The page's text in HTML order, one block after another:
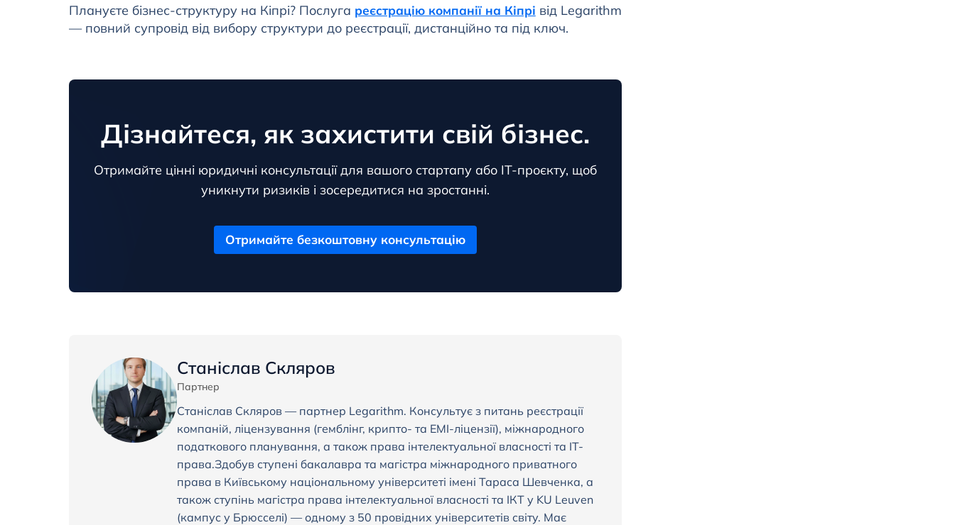
Плануєте бізнес-структуру на Кіпрі? Послуга реєстрацію компанії на Кіпрі від Legarithm
— повний супровід від вибору структури до реєстрації, дистанційно та під ключ.
Дізнайтеся, як захистити свій бізнес.
Отримайте цінні юридичні консультації для вашого стартапу або ІТ-проєкту, щоб
уникнути ризиків і зосередитися на зростанні.
Отримайте безкоштовну консультацію
Станіслав Скляров
Партнер
Станіслав Скляров — партнер Legarithm. Консультує з питань реєстрації
компаній, ліцензування (гемблінг, крипто- та EMI-ліцензії), міжнародного
податкового планування, а також права інтелектуальної власності та IT-
права.Здобув ступені бакалавра та магістра міжнародного приватного
права в Київському національному університеті імені Тараса Шевченка, а
також ступінь магістра права інтелектуальної власності та ІКТ у KU Leuven
(кампус у Брюсселі) — одному з 50 провідних університетів світу. Має